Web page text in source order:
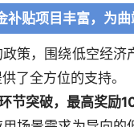
补贴项目丰富，为
政策，围绕低空经
了全方位的支持。
节突破，最高奖励